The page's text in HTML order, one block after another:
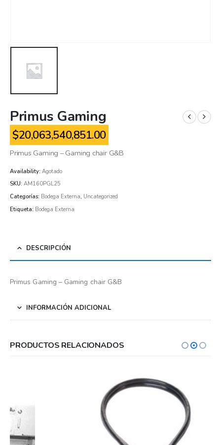
Primus Gaming
$20,063,540,851.00
Primus Gaming – Gaming chair G&B
Availability: Agotado
SKU: AM160PGL25
Categorías: Bodega Externa, Uncategorized
Etiqueta: Bodega Externa
DESCRIPCIÓN
Primus Gaming – Gaming chair G&B
INFORMACIÓN ADICIONAL
PRODUCTOS RELACIONADOS